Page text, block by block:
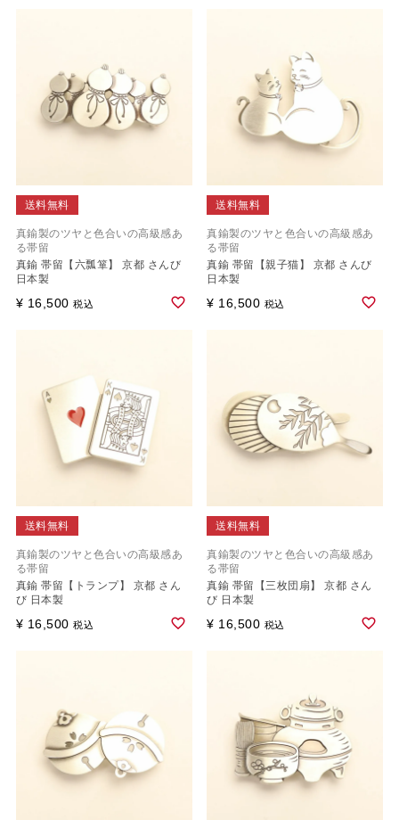
送料無料
真鍮製のツヤと色合いの高級感あ
る帯留
真鍮 帯留【六瓢箪】 京都 さんび
日本製
¥ 16,500 税込
送料無料
真鍮製のツヤと色合いの高級感あ
る帯留
真鍮 帯留【親子猫】 京都 さんび
日本製
¥ 16,500 税込
送料無料
真鍮製のツヤと色合いの高級感あ
る帯留
真鍮 帯留【トランプ】 京都 さん
び 日本製
¥ 16,500 税込
送料無料
真鍮製のツヤと色合いの高級感あ
る帯留
真鍮 帯留【三枚団扇】 京都 さん
び 日本製
¥ 16,500 税込